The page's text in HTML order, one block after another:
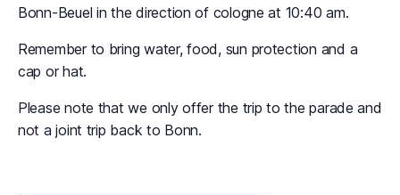
Bonn-Beuel in the direction of cologne at 10:40 am.
Remember to bring water, food, sun protection and a
cap or hat.
Please note that we only offer the trip to the parade and
not a joint trip back to Bonn.